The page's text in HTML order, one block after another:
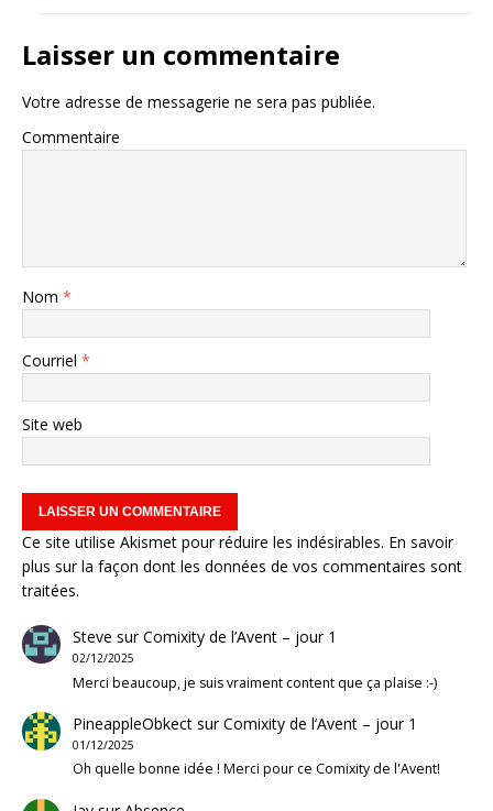
Laisser un commentaire
Votre adresse de messagerie ne sera pas publiée.
Commentaire
Nom *
Courriel *
Site web
Ce site utilise Akismet pour réduire les indésirables. En savoir
plus sur la façon dont les données de vos commentaires sont
traitées.
Steve surComixity de l’Avent – jour 1
02/12/2025
Merci beaucoup, je suis vraiment content que ça plaise :-)
PineappleObkectsurComixity de l’Avent – jour 1
01/12/2025
Oh quelle bonne idée ! Merci pour ce Comixity de l'Avent!